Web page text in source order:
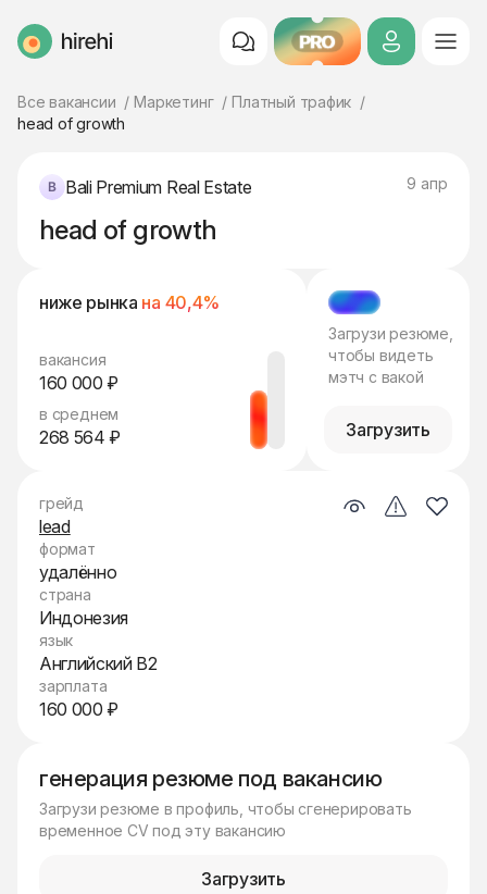
HireHi PRO
Все вакансии Маркетинг
Платный трафик
head of growth
Bali Premium Real Estate 9 апр
head of growth
ниже рынка на 40,4%
вакансия
160 000 ₽
в среднем
268 564 ₽
МЭТЧ
Загрузи резюме,
чтобы видеть
мэтч с вакой
Загрузить
генерация резюме под вакансию
Загрузи резюме в профиль, чтобы сгенерировать
временное CV под эту вакансию
Загрузить
грейд
lead
формат
удалённо
страна
Индонезия
язык
Английский B2
зарплата
160 000 ₽